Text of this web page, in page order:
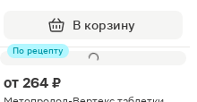
В корзину
По рецепту
от 264 ₽